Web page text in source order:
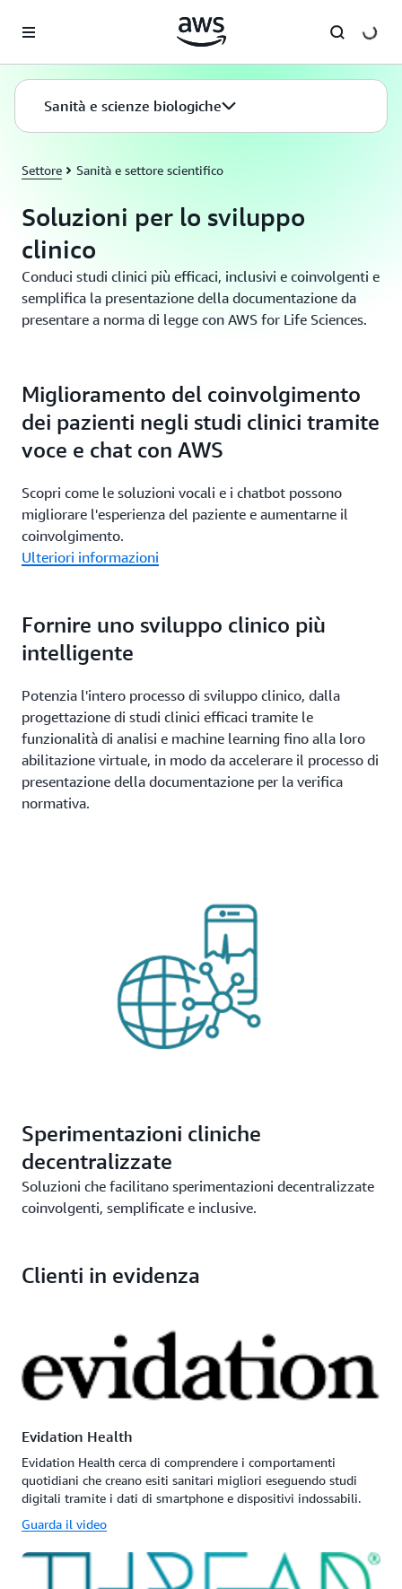
Sanità e scienze biologiche
Settore Sanità e settore scientifico
Soluzioni per lo sviluppo
clinico
Conduci studi clinici più efficaci, inclusivi e coinvolgenti e
semplifica la presentazione della documentazione da
presentare a norma di legge con AWS for Life Sciences.
Miglioramento del coinvolgimento
dei pazienti negli studi clinici tramite
voce e chat con AWS
Scopri come le soluzioni vocali e i chatbot possono
migliorare l'esperienza del paziente e aumentarne il
coinvolgimento.
Ulteriori informazioni
Fornire uno sviluppo clinico più
intelligente
Potenzia l'intero processo di sviluppo clinico, dalla
progettazione di studi clinici efficaci tramite le
funzionalità di analisi e machine learning fino alla loro
abilitazione virtuale, in modo da accelerare il processo di
presentazione della documentazione per la verifica
normativa.
Sperimentazioni cliniche
decentralizzate
Soluzioni che facilitano sperimentazioni decentralizzate
coinvolgenti, semplificate e inclusive.
Clienti in evidenza
Evidation Health
Evidation Health cerca di comprendere i comportamenti
quotidiani che creano esiti sanitari migliori eseguendo studi
digitali tramite i dati di smartphone e dispositivi indossabili.
Guarda il video